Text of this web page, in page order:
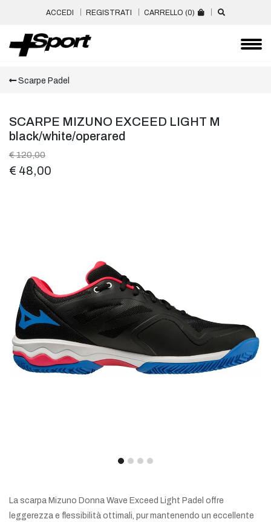
ACCEDI REGISTRATI CARRELLO (0)
Scarpe Padel
SCARPE MIZUNO EXCEED LIGHT M
black/white/operared
€ 120,00
€ 48,00
La scarpa Mizuno Donna Wave Exceed Light Padel offre
leggerezza e flessibilità ottimali, pur mantenendo un eccellente